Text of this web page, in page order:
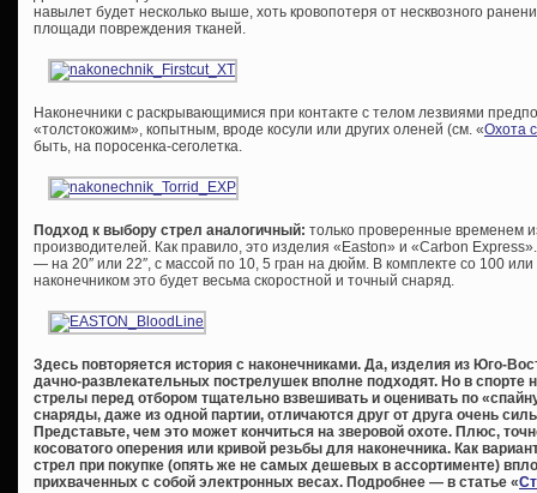
навылет будет несколько выше, хоть кровопотеря от несквозного
площади повреждения тканей.
Наконечники с раскрывающимися при контакте с телом лезвиями
«толстокожим», копытным, вроде косули или других оленей (см. «Охота
быть, на поросенка-сеголетка.
Подход к выбору стрел аналогичный: только проверенные временем
производителей. Как правило, это изделия «Easton» и «Carbon
— на 20″ или 22″, с массой по 10, 5 гран на дюйм. В комплекте со 100
наконечником это будет весьма скоростной и точный снаряд.
Здесь повторяется история с наконечниками. Да, изделия из Юго-
дачно-развлекательных пострелушек вполне подходят. Но в спорте
стрелы перед отбором тщательно взвешивать и оценивать по
снаряды, даже из одной партии, отличаются друг от друга очень
Представьте, чем это может кончиться на зверовой охоте. Плюс,
косоватого оперения или кривой резьбы для наконечника. Как
стрел при покупке (опять же не самых дешевых в ассортименте)
прихваченных с собой электронных весах. Подробнее — в статье «